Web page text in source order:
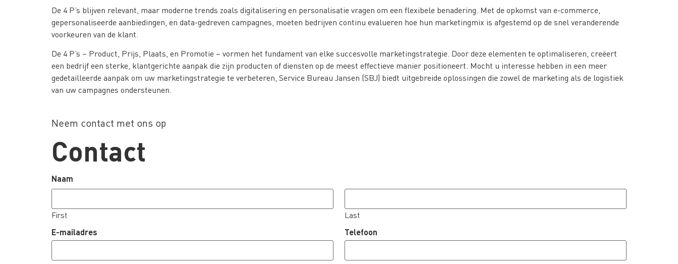
De 4 P’s blijven relevant, maar moderne trends zoals digitalisering en personalisatie vragen om een flexibele benadering. Met de opkomst van e-commerce,
gepersonaliseerde aanbiedingen, en data-gedreven campagnes, moeten bedrijven continu evalueren hoe hun marketingmix is afgestemd op de snel veranderende
voorkeuren van de klant.
De 4 P’s – Product, Prijs, Plaats, en Promotie – vormen het fundament van elke succesvolle marketingstrategie. Door deze elementen te optimaliseren, creëert
een bedrijf een sterke, klantgerichte aanpak die zijn producten of diensten op de meest effectieve manier positioneert. Mocht u interesse hebben in een meer
gedetailleerde aanpak om uw marketingstrategie te verbeteren, Service Bureau Jansen (SBJ) biedt uitgebreide oplossingen die zowel de marketing als de logistiek
van uw campagnes ondersteunen.
Neem contact met ons op
Contact
Naam
First Last
E-mailadres Telefoon